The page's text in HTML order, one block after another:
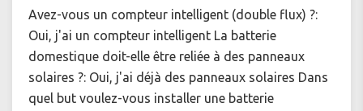
Avez-vous un compteur intelligent (double flux) ?:
Oui, j'ai un compteur intelligent La batterie
domestique doit-elle être reliée à des panneaux
solaires ?: Oui, j'ai déjà des panneaux solaires Dans
quel but voulez-vous installer une batterie